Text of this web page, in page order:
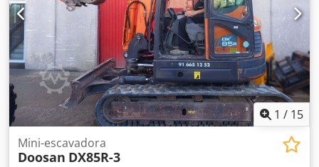
1 / 15
Mini-escavadora
Doosan DX85R-3